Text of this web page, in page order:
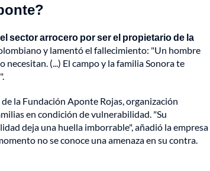
sector arrocero por ser el propietario de la
y lamentó el fallecimiento: "Un hombre
(...) El campo y la familia Sonora te
la Fundación Aponte Rojas, organización
en condición de vulnerabilidad. "Su
deja una huella imborrable", añadió la empresa
no se conoce una amenaza en su contra.